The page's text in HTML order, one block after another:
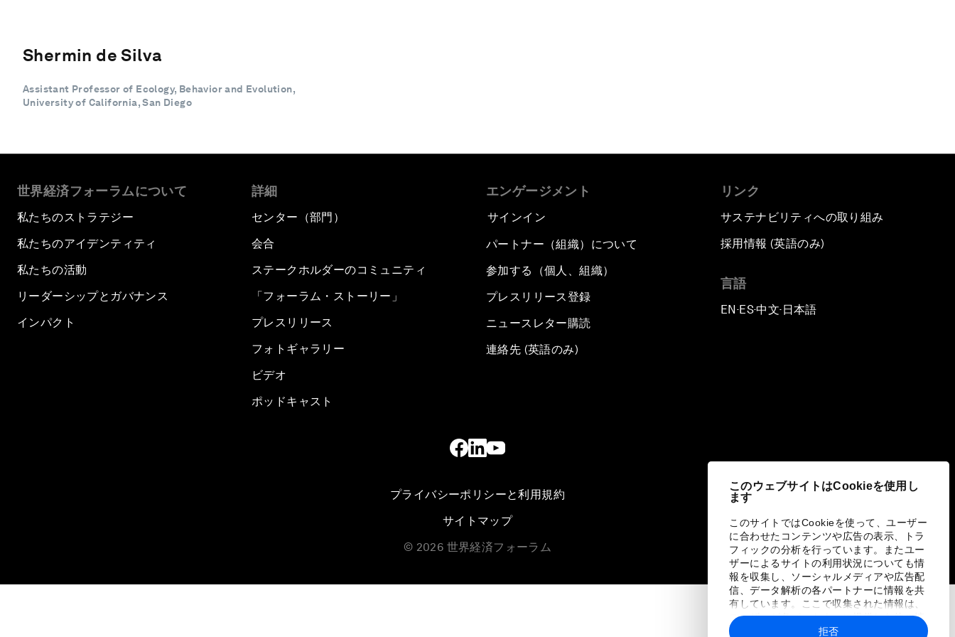
このウェブサイトはCookieを使用し
ます
このサイトではCookieを使って、ユーザー
に合わせたコンテンツや広告の表示、トラ
フィックの分析を行っています。またユー
ザーによるサイトの利用状況についても情
報を収集し、ソーシャルメディアや広告配
信、データ解析の各パートナーに情報を共
有しています。ここで収集された情報は、
ユーザーが各パートナーに提供した他の情
報や各パートナーのサービスを使用した際
拒否
Shermin de Silva
Assistant Professor of Ecology, Behavior and Evolution,
University of California, San Diego
世界経済フォーラムについて
私たちのストラテジー
私たちのアイデンティティ
私たちの活動
リーダーシップとガバナンス
インパクト
詳細
センター（部門）
会合
ステークホルダーのコミュニティ
「フォーラム・ストーリー」
プレスリリース
フォトギャラリー
ビデオ
ポッドキャスト
エンゲージメント
サインイン
パートナー（組織）について
参加する（個人、組織）
プレスリリース登録
ニュースレター購読
連絡先 (英語のみ)
リンク
サステナビリティへの取り組み
採用情報 (英語のみ)
言語
EN ▪ES▪中文▪ 日本語
プライバシーポリシーと利用規約
サイトマップ
© 2026 世界経済フォーラム